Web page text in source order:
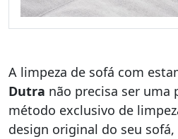
A limpeza de sofá com
Dutra não precisa ser uma
método exclusivo de
design original do seu